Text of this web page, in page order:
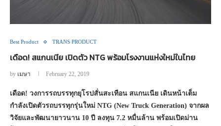
Best Product TRANS PRODUCT
เดือด! สแกนเนีย เปิดตัว NTG พร้อมโรงงานแห่งใหม่ในไทย
by เมษา February 22, 2019
เดือด! วงการรถบรรทุกยุโรปสั่นสะเทือน สแกนเนีย เดินหน้าเต็ม
กำลังเปิดตัวรถบรรทุกรุ่นใหม่ NTG (New Truck Generation) จากผล
วิจัยและพัฒนายาวนาน 10 ปี ลงทุน 7.2 หมื่นล้าน พร้อมเปิดม่าน